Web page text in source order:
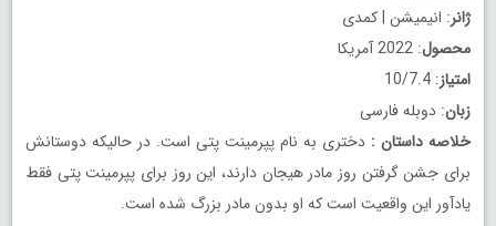
ژانر: انیمیشن | کمدی
محصول: 2022 آمریکا
امتیاز: 10/7.4
زبان: دوبله فارسی
خلاصه داستان : دختری به نام پپرمینت پتی است. در حالیکه دوستانش
برای جشن گرفتن روز مادر هیجان دارند، این روز برای پپرمینت پتی فقط
یادآور این واقعیت است که او بدون مادر بزرگ شده است.